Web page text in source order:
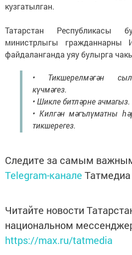
кузгатылган.
Татарстан Республикасы
министрлыгы гражданнарны
файдаланганда уяу булырга
• Тикшерелмәгән
күчмәгез.
• Шикле битләрне ачмагыз.
• Килгән мәгълүматны
тикшерегез.
Следите за самым
Telegram-канале Татмедиа
Читайте новости
национальном
https://max.ru/tatmedia